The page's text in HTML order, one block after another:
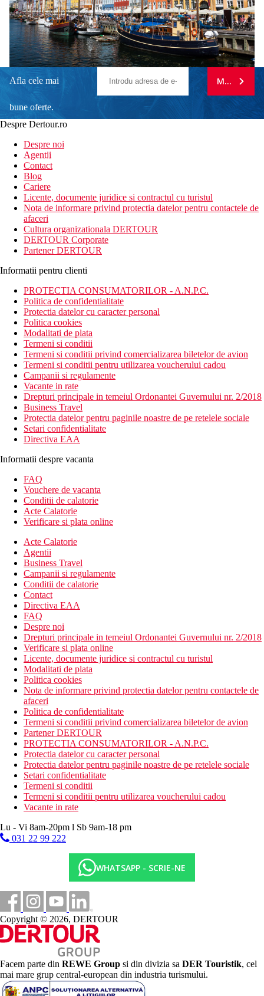
Afla cele mai
bune oferte.
newsletter!
MA
Despre Dertour.ro
Despre noi
Agentii
Contact
Blog
Cariere
Licente, documente juridice si contractul cu turistul
Nota de informare privind protectia datelor pentru contactele de
afaceri
Cultura organizationala DERTOUR
DERTOUR Corporate
Partener DERTOUR
Informatii pentru clienti
PROTECTIA CONSUMATORILOR - A.N.P.C.
Politica de confidentialitate
Protectia datelor cu caracter personal
Politica cookies
Modalitati de plata
Termeni si conditii
Termeni si conditii privind comercializarea biletelor de avion
Termeni si conditii pentru utilizarea voucherului cadou
Campanii si regulamente
Vacante in rate
Drepturi principale in temeiul Ordonantei Guvernului nr. 2/2018
Business Travel
Protectia datelor pentru paginile noastre de pe retelele sociale
Setari confidentialitate
Directiva EAA
Informatii despre vacanta
FAQ
Vouchere de vacanta
Conditii de calatorie
Acte Calatorie
Verificare si plata online
Acte Calatorie
Agentii
Business Travel
Campanii si regulamente
Conditii de calatorie
Contact
Directiva EAA
FAQ
Despre noi
Drepturi principale in temeiul Ordonantei Guvernului nr. 2/2018
Verificare si plata online
Licente, documente juridice si contractul cu turistul
Modalitati de plata
Politica cookies
Nota de informare privind protectia datelor pentru contactele de
afaceri
Politica de confidentialitate
Termeni si conditii privind comercializarea biletelor de avion
Partener DERTOUR
PROTECTIA CONSUMATORILOR - A.N.P.C.
Protectia datelor cu caracter personal
Protectia datelor pentru paginile noastre de pe retelele sociale
Setari confidentialitate
Termeni si conditii
Termeni si conditii pentru utilizarea voucherului cadou
Vacante in rate
Lu - Vi 8am-20pm l Sb 9am-18 pm
031 22 99 222
WHATSAPP - SCRIE-NE
Copyright © 2026, DERTOUR
Facem parte din REWE Group si din divizia sa DER Touristik, cel
mai mare grup central-european din industria turismului.